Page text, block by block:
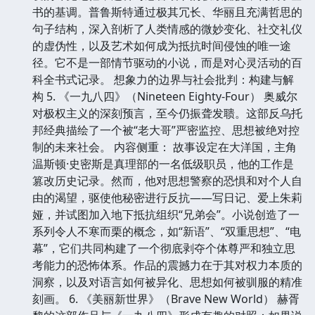
书的基调。普鲁斯特通过极其冗长、华丽且充满哲思的
句子结构，深入剖析了人类情感的微妙变化、社交礼仪
的虚伪性，以及艺术如何成为抵抗时间侵蚀的唯一途
径。它不是一部情节驱动的小说，而是对心灵活动的百
科全书式记录。 想象力的边界与社会批判：构建与解
构 5. 《一九八四》（Nineteen Eighty-Four） 奥威尔
对极权主义的深刻预言，至今仍振聋发聩。这部反乌托
邦经典描绘了一个被“老大哥”严密监控、思想被绝对控
制的未来社会。 内容侧重： 故事设定在大洋国，主角
温斯顿·史密斯是真理部的一名低级职员，他的工作是
篡改历史记录。然而，他对思想警察的恐惧和对个人自
由的渴望，驱使他秘密进行反抗——写日记、爱上朱莉
娅，并试图加入地下抵抗组织“兄弟会”。小说创造了一
系列令人不寒而栗的概念，如“新语”、“双重思想”、“电
幕”，它们共同构建了一个彻底剥夺个体尊严和独立思
考能力的恐怖体系。作品的震撼力在于其对权力本质的
洞察，以及对语言如何被异化、思想如何被驯服的精准
刻画。 6. 《美丽新世界》（Brave New World） 赫胥